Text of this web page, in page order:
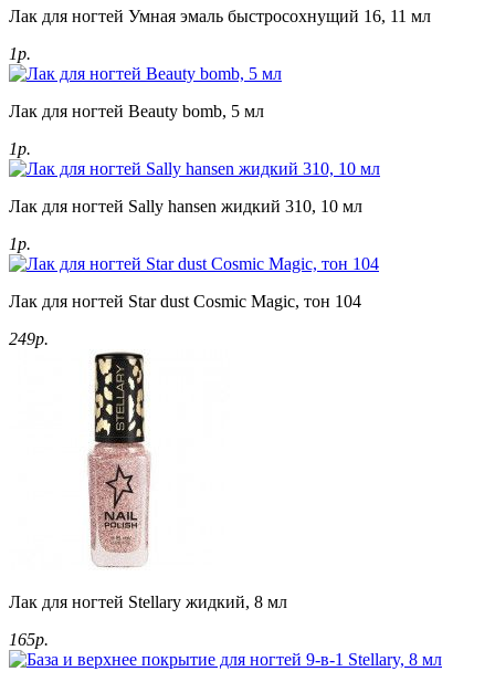
Лак для ногтей Умная эмаль быстросохнущий 16, 11 мл
1р.
Лак для ногтей Beauty bomb, 5 мл
1р.
Лак для ногтей Sally hansen жидкий 310, 10 мл
1р.
Лак для ногтей Star dust Cosmic Magic, тон 104
249р.
Лак для ногтей Stellary жидкий, 8 мл
165р.